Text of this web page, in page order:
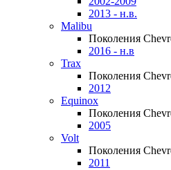
2013 - н.в.
Malibu
Поколения
2016 - н.в
Trax
Поколения
2012
Equinox
Поколения
2005
Volt
Поколения
2011